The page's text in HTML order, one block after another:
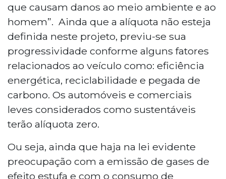
que causam danos ao meio ambiente e ao
homem”. Ainda que a alíquota não esteja
definida neste projeto, previu-se sua
progressividade conforme alguns fatores
relacionados ao veículo como: eficiência
energética, reciclabilidade e pegada de
carbono. Os automóveis e comerciais
leves considerados como sustentáveis
terão alíquota zero.
Ou seja, ainda que haja na lei evidente
preocupação com a emissão de gases de
efeito estufa e com o consumo de